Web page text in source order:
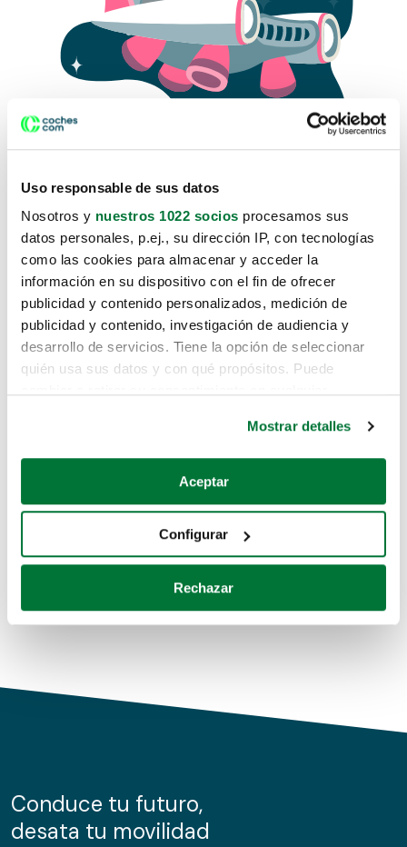
Uso responsable de sus datos
Nosotros y nuestros 1022 socios procesamos sus
datos personales, p.ej., su dirección IP, con tecnologías
como las cookies para almacenar y acceder la
información en su dispositivo con el fin de ofrecer
publicidad y contenido personalizados, medición de
publicidad y contenido, investigación de audiencia y
desarrollo de servicios. Tiene la opción de seleccionar
quién usa sus datos y con qué propósitos. Puede
Si lo permite, también quisiéramos:
Recopilar información sobre su ubicación geográfica
Identificar su dispositivo analizándolo activamente
para buscar características específicas (huellas
Obtenga más información sobre cómo se procesan sus
de cookies.
información sobre el uso que haga del sitio web con
nuestros partners de redes sociales, publicidad y análisis
Mostrar detalles
Aceptar
Configurar
Rechazar
Lo sentimos, no sabemos como
te hemos traido hasta aquí.
Pero puedes encontrar el coche que estás
buscando en alguno de estos enlaces:
Coches de segunda mano
Coches de km0
Conduce tu futuro,
desata tu movilidad